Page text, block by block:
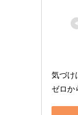
気づけ
ゼロか